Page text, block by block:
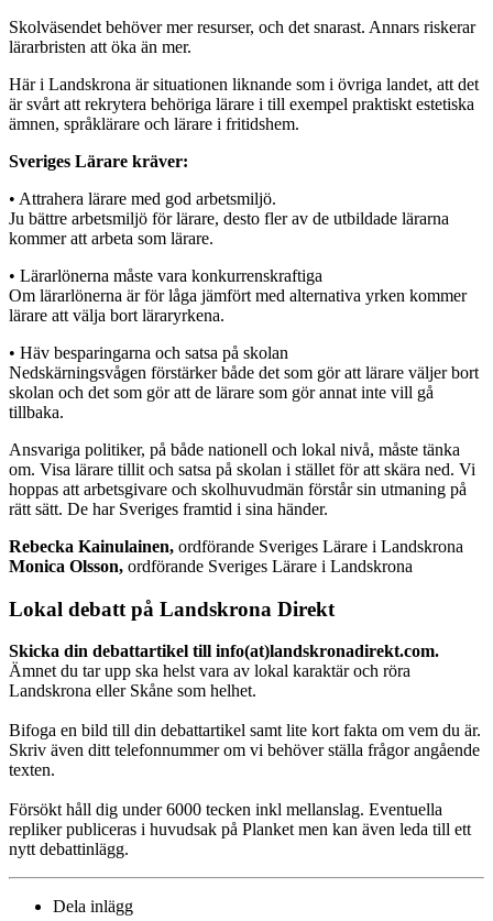
Skolväsendet behöver mer resurser, och det snarast. Annars riskerar
lärarbristen att öka än mer.
Här i Landskrona är situationen liknande som i övriga landet, att det
är svårt att rekrytera behöriga lärare i till exempel praktiskt estetiska
ämnen, språklärare och lärare i fritidshem.
Sveriges Lärare kräver:
• Attrahera lärare med god arbetsmiljö.
Ju bättre arbetsmiljö för lärare, desto fler av de utbildade lärarna
kommer att arbeta som lärare.
• Lärarlönerna måste vara konkurrenskraftiga
Om lärarlönerna är för låga jämfört med alternativa yrken kommer
lärare att välja bort läraryrkena.
• Häv besparingarna och satsa på skolan
Nedskärningsvågen förstärker både det som gör att lärare väljer bort
skolan och det som gör att de lärare som gör annat inte vill gå
tillbaka.
Ansvariga politiker, på både nationell och lokal nivå, måste tänka
om. Visa lärare tillit och satsa på skolan i stället för att skära ned. Vi
hoppas att arbetsgivare och skolhuvudmän förstår sin utmaning på
rätt sätt. De har Sveriges framtid i sina händer.
Rebecka Kainulainen, ordförande Sveriges Lärare i Landskrona
Monica Olsson, ordförande Sveriges Lärare i Landskrona
Lokal debatt på Landskrona Direkt
Skicka din debattartikel till info(at)landskronadirekt.com.
Ämnet du tar upp ska helst vara av lokal karaktär och röra
Landskrona eller Skåne som helhet.
Bifoga en bild till din debattartikel samt lite kort fakta om vem du är.
Skriv även ditt telefonnummer om vi behöver ställa frågor angående
texten.
Försökt håll dig under 6000 tecken inkl mellanslag. Eventuella
repliker publiceras i huvudsak på Planket men kan även leda till ett
nytt debattinlägg.
Dela inlägg